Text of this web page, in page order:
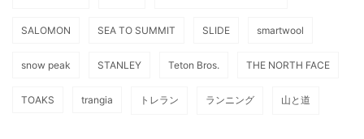
SALOMON SEA TO SUMMIT SLIDE smartwool
snow peak STANLEY Teton Bros. THE NORTH FACE
TOAKS trangia トレラン ランニング 山と道